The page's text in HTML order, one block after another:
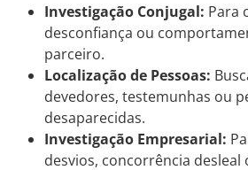
Investigação Conjugal: Para
desconfiança ou
parceiro.
Localização de Pessoas:
devedores, testemunhas ou
desaparecidas.
Investigação Empresarial:
desvios, concorrência desleal